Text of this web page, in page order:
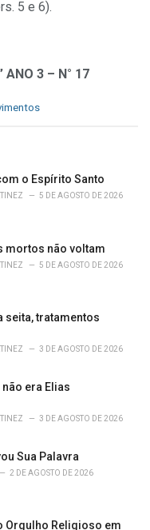
5 e 6).
ANO 3 – N° 17
o Espírito Santo
5 DE AGOSTO DE 2026
mortos não voltam
5 DE AGOSTO DE 2026
seita, tratamentos
3 DE AGOSTO DE 2026
era Elias
3 DE AGOSTO DE 2026
Sua Palavra
2 DE AGOSTO DE 2026
Orgulho Religioso em